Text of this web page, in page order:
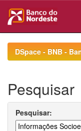
navigationDSpace - BNB -
Pesquisar
Pesquisar: